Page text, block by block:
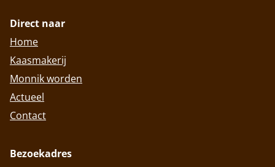
Direct naar
Home
Kaasmakerij
Monnik worden
Actueel
Contact
Bezoekadres